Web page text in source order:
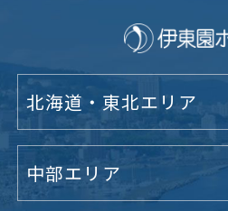
北海道・東北エリア
中部エリア